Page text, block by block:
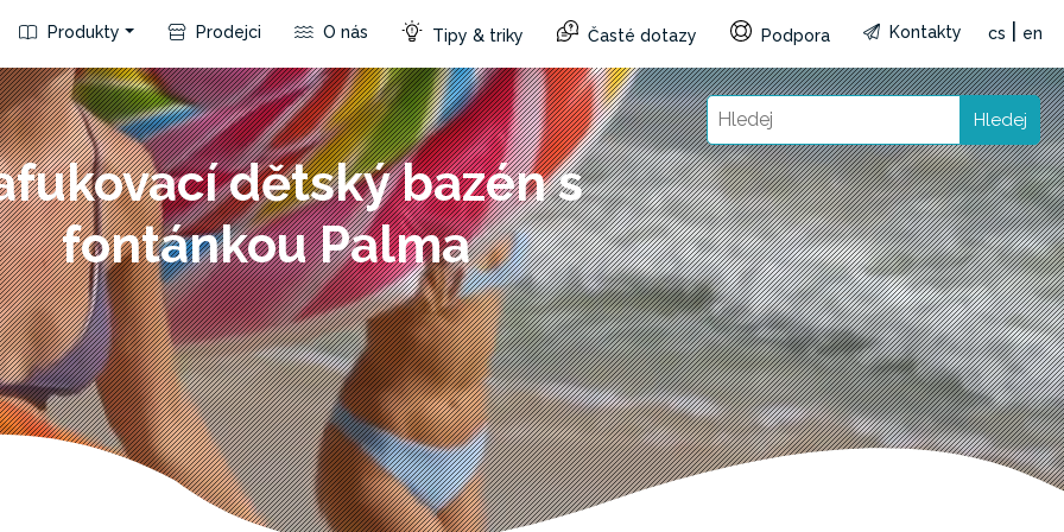
Produkty Prodejci O nás Tipy & triky Časté dotazy Podpora Kontakty cs en
Hledej
dětský bazén s
fontánkou Palma